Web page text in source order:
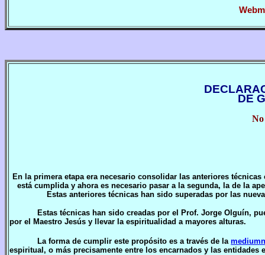
DE
En la primera etapa era necesario consolidar las anteriores
está cumplida y ahora es necesario pasar a la segunda, la de la
Estas anteriores técnicas han sido superadas por las
Estas técnicas han sido creadas por el Prof. Jorge Olguín,
por el Maestro Jesús y llevar la espiritualidad a mayores alturas.
La forma de cumplir este propósito es a través de la
espiritual, o más precisamente entre los encarnados y las entidades